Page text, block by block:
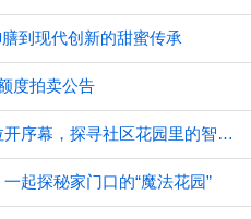
到现代创新的甜蜜传承
度拍卖公告
2025世界城市日社会系列活动拉开序幕，探寻社区花园里的智慧应用
起探秘家门口的“魔法花园”